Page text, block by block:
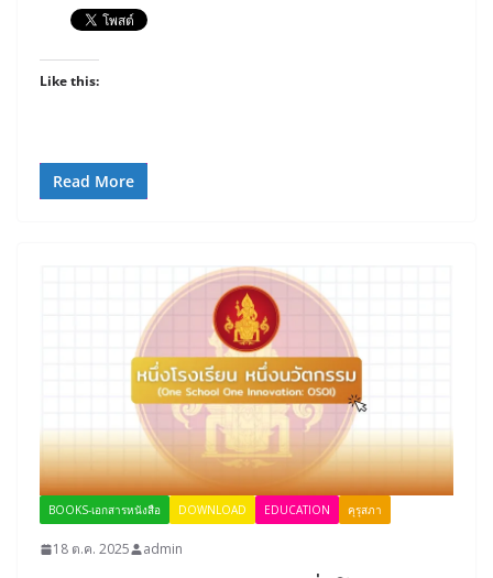
Like this:
Read More
BOOKS-เอกสารหนังสือ DOWNLOAD EDUCATION คุรุสภา
18 ต.ค. 2025 admin